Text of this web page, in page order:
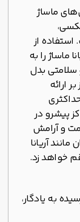
ماساژ
از
ماساژ را به
بدل
ارائه
پیشرو در
و آرامش
آریانا
خواهد زد.
به یادگار،